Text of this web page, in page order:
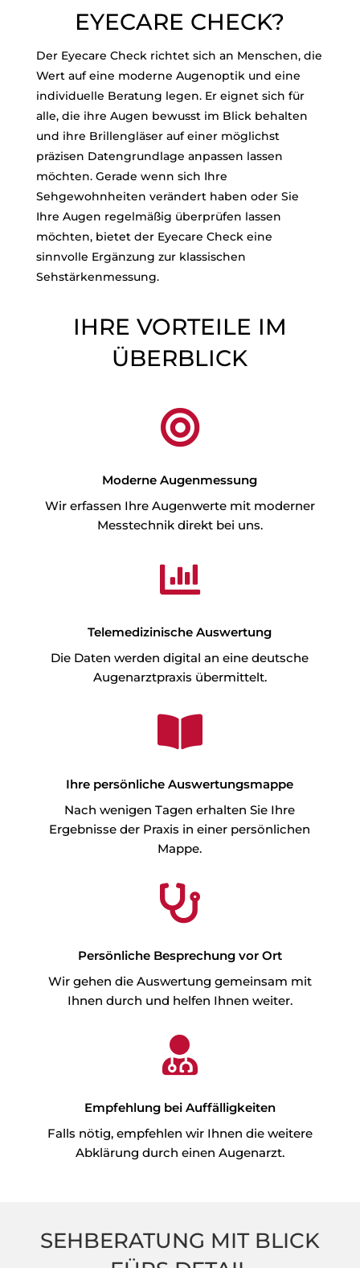
EYECARE CHECK?
Der Eyecare Check richtet sich an Menschen, die
Wert auf eine moderne Augenoptik und eine
individuelle Beratung legen. Er eignet sich für
alle, die ihre Augen bewusst im Blick behalten
und ihre Brillengläser auf einer möglichst
präzisen Datengrundlage anpassen lassen
möchten. Gerade wenn sich Ihre
Sehgewohnheiten verändert haben oder Sie
Ihre Augen regelmäßig überprüfen lassen
möchten, bietet der Eyecare Check eine
sinnvolle Ergänzung zur klassischen
Sehstärkenmessung.
IHRE VORTEILE IM
ÜBERBLICK

Moderne Augenmessung
Wir erfassen Ihre Augenwerte mit moderner
Messtechnik direkt bei uns.

Telemedizinische Auswertung
Die Daten werden digital an eine deutsche
Augenarztpraxis übermittelt.

Ihre persönliche Auswertungsmappe
Nach wenigen Tagen erhalten Sie Ihre
Ergebnisse der Praxis in einer persönlichen
Mappe.

Persönliche Besprechung vor Ort
Wir gehen die Auswertung gemeinsam mit
Ihnen durch und helfen Ihnen weiter.

Empfehlung bei Auffälligkeiten
Falls nötig, empfehlen wir Ihnen die weitere
Abklärung durch einen Augenarzt.
SEHBERATUNG MIT BLICK